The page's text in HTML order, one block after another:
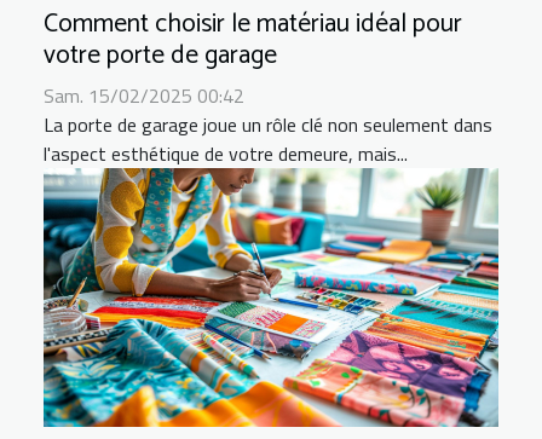
Comment choisir le matériau idéal pour
votre porte de garage
Sam. 15/02/2025 00:42
La porte de garage joue un rôle clé non seulement dans
l'aspect esthétique de votre demeure, mais...